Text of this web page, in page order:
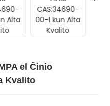
el Ĉinio
Kvalito